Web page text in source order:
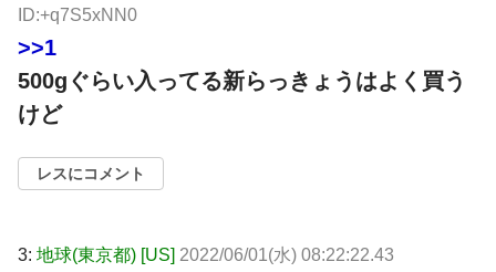
ID:+q7S5xNN0
>>1
500gぐらい入ってる新らっきょうはよく買う
けど
レスにコメント
3: 地球(東京都) [US] 2022/06/01(水) 08:22:22.43